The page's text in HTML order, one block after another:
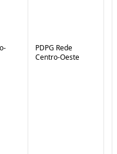
PDPG Rede
Centro-Oeste